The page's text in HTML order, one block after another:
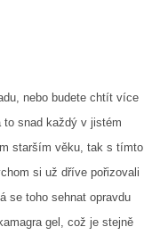
nebo budete chtít více
to snad každý v jistém
starším věku, tak s tímto
si už dříve pořizovali
se toho sehnat opravdu
kamagra gel , což je stejně